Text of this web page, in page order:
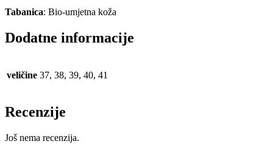
Tabanica: Bio-umjetna koža
Dodatne informacije
veličine 37, 38, 39, 40, 41
Recenzije
Još nema recenzija.